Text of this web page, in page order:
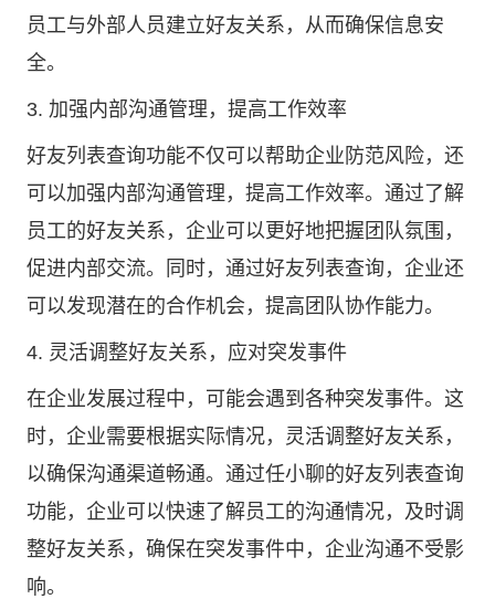
员工与外部人员建立好友关系，从而确保信息安
全。
3. 加强内部沟通管理，提高工作效率
好友列表查询功能不仅可以帮助企业防范风险，还
可以加强内部沟通管理，提高工作效率。通过了解
员工的好友关系，企业可以更好地把握团队氛围，
促进内部交流。同时，通过好友列表查询，企业还
可以发现潜在的合作机会，提高团队协作能力。
4. 灵活调整好友关系，应对突发事件
在企业发展过程中，可能会遇到各种突发事件。这
时，企业需要根据实际情况，灵活调整好友关系，
以确保沟通渠道畅通。通过任小聊的好友列表查询
功能，企业可以快速了解员工的沟通情况，及时调
整好友关系，确保在突发事件中，企业沟通不受影
响。